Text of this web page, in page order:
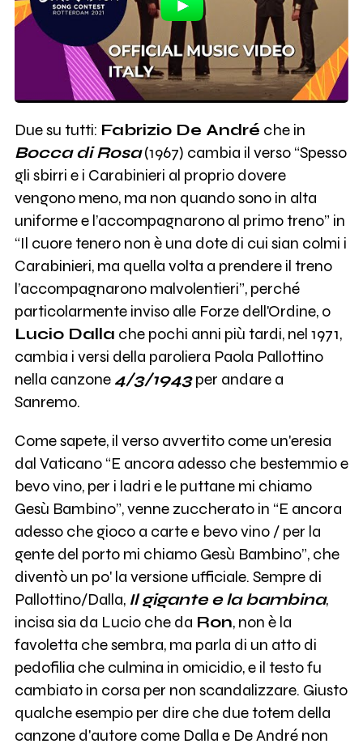
Due su tutti: Fabrizio De André che in
Bocca di Rosa(1967) cambia il verso “Spesso
gli sbirri e i Carabinieri al proprio dovere
vengono meno, ma non quando sono in alta
uniforme e l’accompagnarono al primo treno” in
“Il cuore tenero non è una dote di cui sian colmi i
Carabinieri, ma quella volta a prendere il treno
l’accompagnarono malvolentieri”, perché
particolarmente inviso alle Forze dell'Ordine, o
Lucio Dalla che pochi anni più tardi, nel 1971,
cambia i versi della paroliera Paola Pallottino
nella canzone 4/3/1943per andare a
Sanremo.
Come sapete, il verso avvertito come un'eresia
dal Vaticano “E ancora adesso che bestemmio e
bevo vino, per i ladri e le puttane mi chiamo
Gesù Bambino”, venne zuccherato in “E ancora
adesso che gioco a carte e bevo vino / per la
gente del porto mi chiamo Gesù Bambino”, che
diventò un po' la versione ufficiale. Sempre di
Pallottino/Dalla, Il gigante e la bambina,
incisa sia da Lucio che da Ron, non è la
favoletta che sembra, ma parla di un atto di
pedofilia che culmina in omicidio, e il testo fu
cambiato in corsa per non scandalizzare. Giusto
qualche esempio per dire che due totem della
canzone d'autore come Dalla e De André non